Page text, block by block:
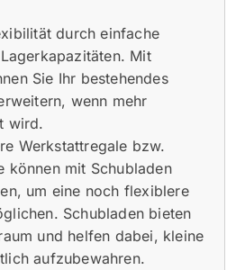
durch einfache
Mit
Sie Ihr bestehendes
wenn mehr
wird.
Werkstattregale bzw.
können mit Schubladen
um eine noch flexiblere
Schubladen bieten
und helfen dabei, kleine
aufzubewahren.